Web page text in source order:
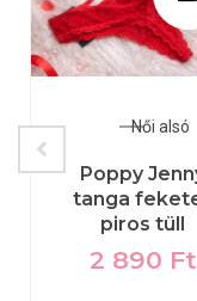
Női alsó
Poppy
tanga
piros tüll
2 890 Ft